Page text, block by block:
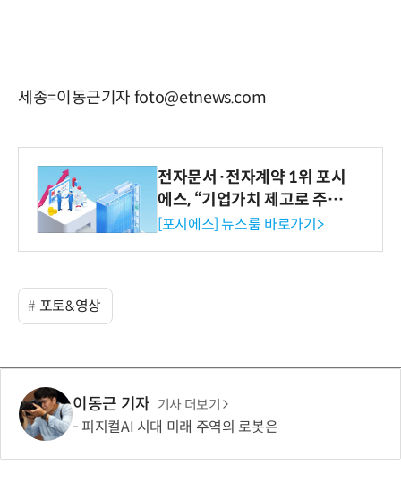
세종=이동근기자 foto@etnews.com
전자문서·전자계약 1위 포시
에스, “기업가치 제고로 주주
환원 강화” 계획 공시
[포시에스] 뉴스룸 바로가기>
포토&영상
이동근 기자 기사 더보기
피지컬AI 시대 미래 주역의 로봇은